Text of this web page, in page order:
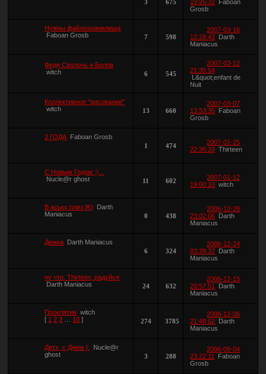
3
675
19:25:32 Faboan
Grosb
Нужны файлохранилища
Faboan Grosb
7 598
2007-03-16
12:28:42 Darth
Maniacus
Федя Сволочь и Белов
witch
6 545
2007-03-12
21:35:54
L&quot;enfant de
Nuit
Коллективное "рисование"
witch
13 660
2007-03-07
13:53:35 Faboan
Grosb
2 ГОДА Faboan Grosb
1
474
2007-01-25
22:36:20 Thirteen
С Новым Годом ;)...
Nucle@r ghost
11 602
2007-01-12
19:00:10 witch
В аську плиз Ж)
Darth
Maniacus
0 438
2006-12-28
23:02:06 Darth
Maniacus
Демка Darth Maniacus
6
324
2006-12-24
03:39:37 Darth
Maniacus
ну что, Thirteen, радуйся
Darth Maniacus
24 632
2006-12-15
20:57:51
Darth
Maniacus
Проклятие witch
[ 1 2 3 10 ] 274 3785
2006-12-06
21:48:02 Darth
Maniacus
Детх, с Днем ).
Nucle@r
ghost
3 288
2006-09-04
23:22:11
Faboan
Grosb